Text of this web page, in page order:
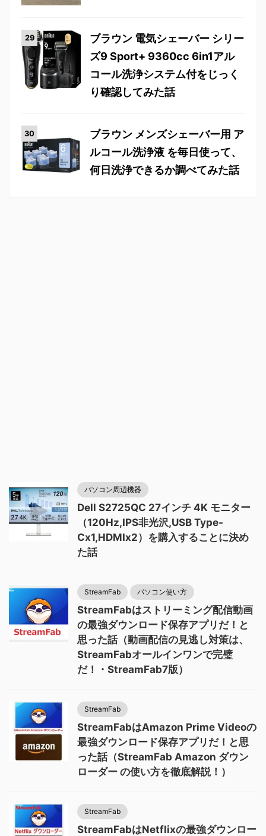
ブラウン 電気シェーバー シリー
ズ9 Sport+ 9360cc 6in1アル
コール洗浄システム付をじっく
り確認してみた話
ブラウン メンズシェーバー用 ア
ルコール洗浄液 を毎日使って、
何日洗浄できるか調べてみた話
パソコン周辺機器
Dell S2725QC 27インチ 4K モニター
（120Hz,IPS非光沢,USB Type-
Cx1,HDMIx2）を購入することに決め
た話
StreamFab パソコン使い方
StreamFabはストリーミング配信動画
の最強ダウンロード保存アプリだ！と
思った話（動画配信の見逃し対策は、
StreamFabオールインワンで完璧
だ！・StreamFab7版）
StreamFab
StreamFabはAmazon Prime Videoの
最強ダウンロード保存アプリだ！と思
った話（StreamFab Amazon ダウン
ローダー の使い方を徹底解説！）
StreamFab
StreamFabはNetflixの最強ダウンロー